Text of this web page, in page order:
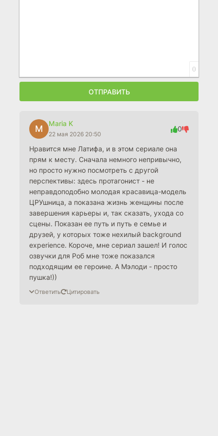
0
ОТПРАВИТЬ
M
Maria K
22 мая 2026 20:50
0
Нравится мне Латифа, и в этом сериале она
прям к месту. Сначала немного непривычно,
но просто нужно посмотреть с другой
перспективы: здесь протагонист - не
неправдоподобно молодая красавица-модель
ЦРУшница, а показана жизнь женщины после
завершения карьеры и, так сказать, ухода со
сцены. Показан ее путь и путь е семье и
друзей, у которых тоже нехилый background
experience. Короче, мне сериал зашел! И голос
озвучки для Роб мне тоже показался
подходящим ее героине. А Мэлоди - просто
пушка!))
Ответить Цитировать